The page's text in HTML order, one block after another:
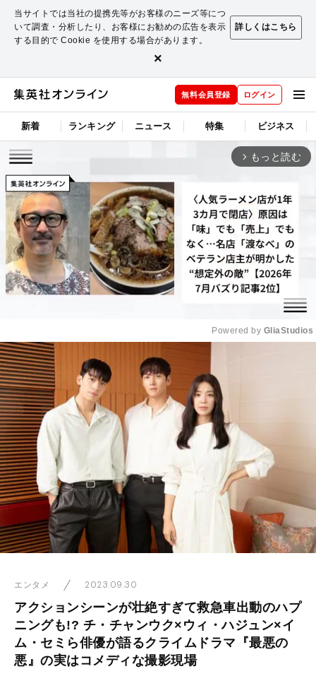
当サイトでは当社の提携先等がお客様のニーズ等につ
いて調査・分析したり、お客様にお勧めの広告を表示
する目的で Cookie を使用する場合があります。
詳しくはこちら
×
無料会員登録 ログイン
新着 ランキング ニュース 特集 ビジネス
arrow_forward_ios もっと読む
Powered by GliaStudios
エンタメ 2023.09.30
アクションシーンが壮絶すぎて救急車出動のハプ
ニングも!? チ・チャンウク×ウィ・ハジュン×イ
ム・セミら俳優が語るクライムドラマ『最悪の
悪』の実はコメディな撮影現場